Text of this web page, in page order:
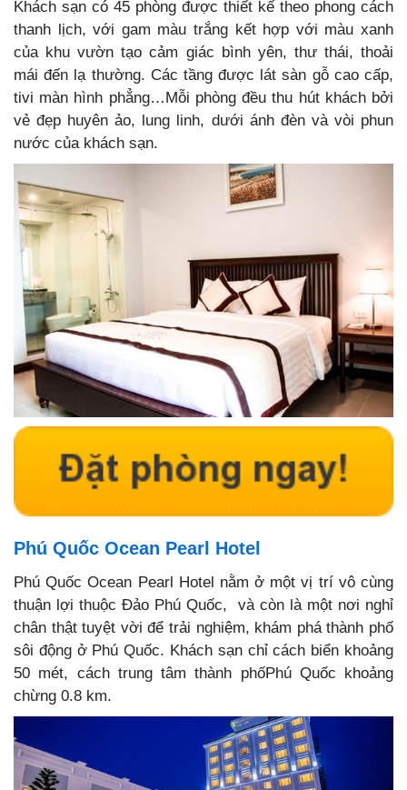
Khách sạn có 45 phòng được thiết kế theo phong cách
thanh lịch, với gam màu trắng kết hợp với màu xanh
của khu vườn tạo cảm giác bình yên, thư thái, thoải
mái đến lạ thường. Các tầng được lát sàn gỗ cao cấp,
tivi màn hình phẳng…Mỗi phòng đều thu hút khách bởi
vẻ đẹp huyên ảo, lung linh, dưới ánh đèn và vòi phun
nước của khách sạn.
Phú Quốc Ocean Pearl Hotel
Phú Quốc Ocean Pearl Hotel nằm ở một vị trí vô cùng
thuận lợi thuộc Đảo Phú Quốc, và còn là một nơi nghỉ
chân thật tuyệt vời để trải nghiệm, khám phá thành phố
sôi động ở Phú Quốc. Khách sạn chỉ cách biển khoảng
50 mét, cách trung tâm thành phốPhú Quốc khoảng
chừng 0.8 km.